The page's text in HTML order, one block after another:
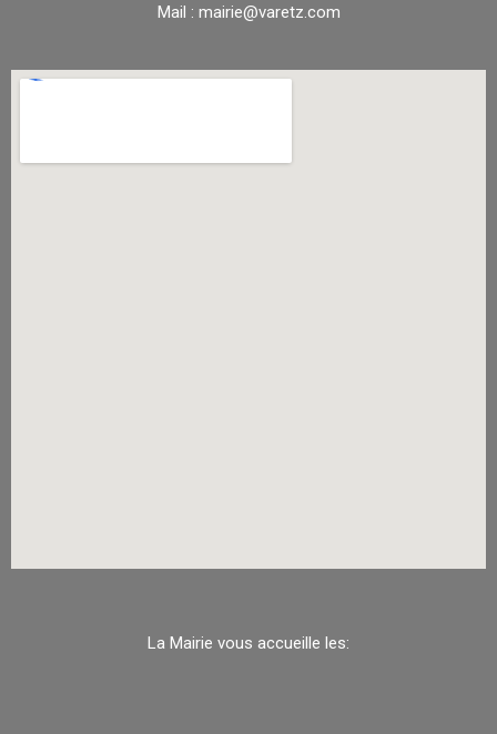
Mail : mairie@varetz.com
La Mairie vous accueille les: